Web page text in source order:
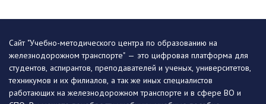
Сайт "Учебно-методического центра по образованию на
железнодорожном транспорте" — это цифровая платформа для
студентов, аспирантов, преподавателей и ученых, университетов,
техникумов и их филиалов, а так же иных специалистов
работающих на железнодорожном транспорте и в сфере ВО и